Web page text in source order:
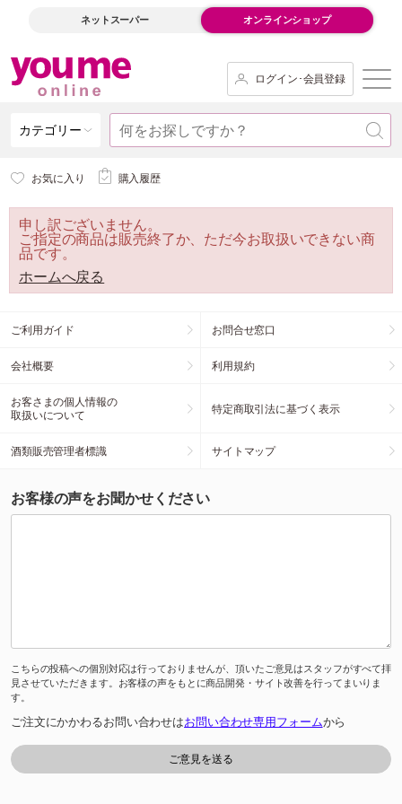
ネットスーパー オンラインショップ
ログイン･会員登録
カテゴリー
お気に入り 購入履歴
申し訳ございません。
ご指定の商品は販売終了か、ただ今お取扱いできない商
品です。
ホームへ戻る
ご利用ガイド お問合せ窓口
会社概要 利用規約
お客さまの個人情報の
取扱いについて
特定商取引法に基づく表示
酒類販売管理者標識 サイトマップ
お客様の声をお聞かせください
こちらの投稿への個別対応は行っておりませんが、頂いたご意見はスタッフがすべて拝
見させていただきます。お客様の声をもとに商品開発・サイト改善を行ってまいりま
す。
ご注文にかかわるお問い合わせはお問い合わせ専用フォームから